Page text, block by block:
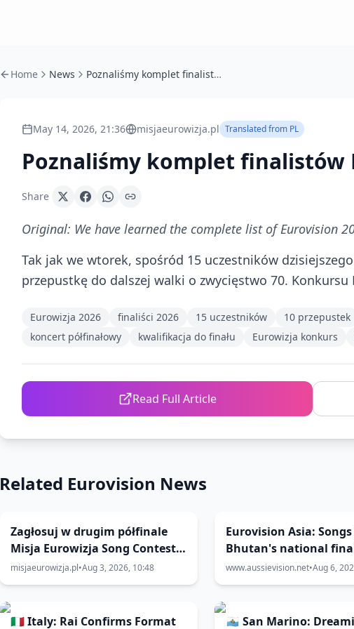
Home News Poznaliśmy komplet finalistów Eurowizji 2026
May 14, 2026, 21:36 misjaeurowizja.pl Translated from PL
Poznaliśmy komplet finalistów
Share
Original: We have learned the complete list of Eurovision
Tak jak we wtorek, spośród 15 uczestników
przepustkę do dalszej walki o zwycięstwo 70. Konkursu
Eurowizja 2026 finaliści 2026 15 uczestników 10 przepustek
koncert półfinałowy
kwalifikacja do finału Eurowizja konkurs
Read Full Article
Related Eurovision News
Zagłosuj w drugim półfinale
Misja Eurowizja Song Contest
2026!
misjaeurowizja.pl•Aug 3, 2026, 10:48
Eurovision Asia:
Bhutan's national
released
www.aussievision.net•Aug 6,
🇮🇹 Italy: Rai Confirms Format 🇸🇲 San Marino: